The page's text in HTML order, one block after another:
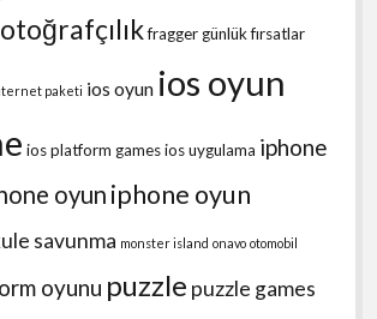
fraggergünlük fırsatlar
paketi ios oyun ios oyun
ios platform gamesios uygulama iphone
oyun iphone oyun
savunma monster island onavo otomobil
oyunu puzzle puzzle games